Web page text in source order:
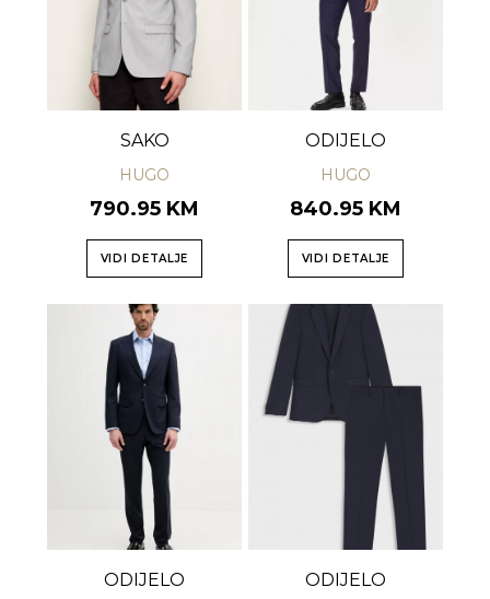
SAKO
HUGO
790.95 KM
VIDI DETALJE
ODIJELO
HUGO
840.95 KM
VIDI DETALJE
ODIJELO ODIJELO